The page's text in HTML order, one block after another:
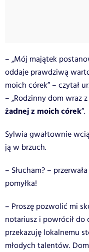
– „Mój majątek
oddaje prawdziwą
moich córek” – czytał
– „Rodzinny dom wraz
żadnej z moich córek”.
Sylwia gwałtownie
ją w brzuch.
– Słucham? –
pomyłka!
– Proszę pozwolić mi
notariusz i powrócił do
przekazuję lokalnemu
młodych talentów.